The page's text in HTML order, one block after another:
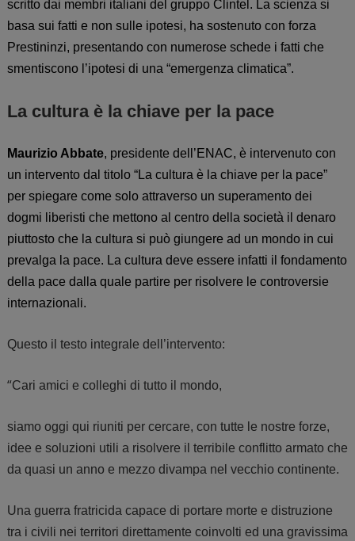
scritto dai membri italiani del gruppo Clintel. La scienza si
basa sui fatti e non sulle ipotesi, ha sostenuto con forza
Prestininzi, presentando con numerose schede i fatti che
smentiscono l’ipotesi di una “emergenza climatica”.
La cultura è la chiave per la pace
Maurizio Abbate, presidente dell’ENAC, è intervenuto con
un intervento dal titolo “La cultura è la chiave per la pace”
per spiegare come solo attraverso un superamento dei
dogmi liberisti che mettono al centro della società il denaro
piuttosto che la cultura si può giungere ad un mondo in cui
prevalga la pace. La cultura deve essere infatti il fondamento
della pace dalla quale partire per risolvere le controversie
internazionali.
Questo il testo integrale dell’intervento:
“Cari amici e colleghi di tutto il mondo,
siamo oggi qui riuniti per cercare, con tutte le nostre forze,
idee e soluzioni utili a risolvere il terribile conflitto armato che
da quasi un anno e mezzo divampa nel vecchio continente.
Una guerra fratricida capace di portare morte e distruzione
tra i civili nei territori direttamente coinvolti ed una gravissima